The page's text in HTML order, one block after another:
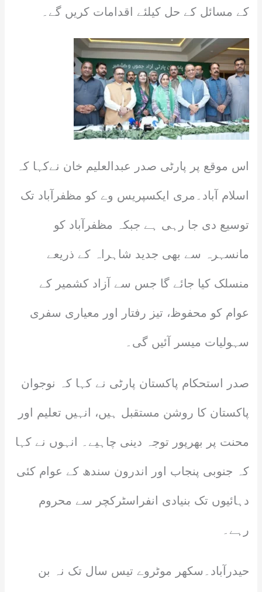
کے مسائل کے حل کیلئے اقدامات کریں گے۔
اس موقع پر پارٹی صدر عبدالعلیم خان نےکہا کہ
اسلام آباد۔مری ایکسپریس وے کو مظفرآباد تک
توسیع دی جا رہی ہے جبکہ مظفرآباد کو
مانسہرہ سے بھی جدید شاہراہ کے ذریعے
منسلک کیا جائے گا جس سے آزاد کشمیر کے
عوام کو محفوظ، تیز رفتار اور معیاری سفری
سہولیات میسر آئیں گی۔
صدر استحکام پاکستان پارٹی نے کہا کہ نوجوان
پاکستان کا روشن مستقبل ہیں، انہیں تعلیم اور
محنت پر بھرپور توجہ دینی چاہیے۔ انہوں نے کہا
کہ جنوبی پنجاب اور اندرون سندھ کے عوام کئی
دہائیوں تک بنیادی انفراسٹرکچر سے محروم
رہے۔
حیدرآباد۔سکھر موٹروے تیس سال تک نہ بن